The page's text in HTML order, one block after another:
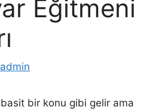
Eğitmeni
admin
bir konu gibi gelir ama